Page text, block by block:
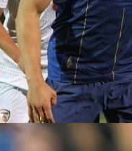
'teroristički'